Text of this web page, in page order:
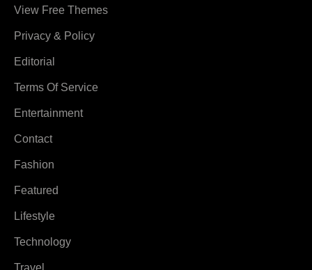
View Free Themes
Privacy & Policy
Editorial
Terms Of Service
Entertainment
Contact
Fashion
Featured
Lifestyle
Technology
Travel